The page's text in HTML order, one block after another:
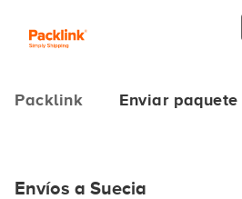
Packlink Enviar
Envíos a Suecia